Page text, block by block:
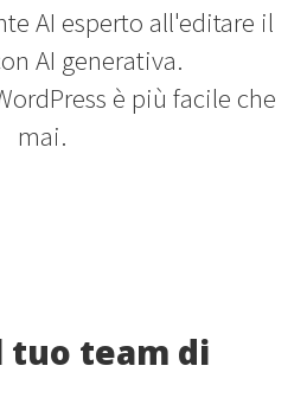
AI esperto all'editare il
AI generativa.
è più facile che
mai.
tuo team di